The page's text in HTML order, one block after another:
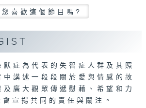
您喜歡這個節目嗎?
默症為代表的失智症人群及其照
中講述一段段關於愛與情感的故
及廣大觀眾傳遞慰藉、希望和力
宣揚共同的責任與關注。